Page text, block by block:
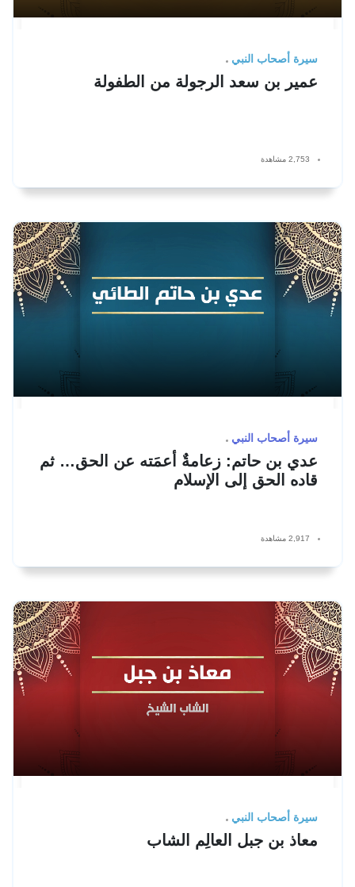
سيرة أصحاب النبي
عمير بن سعد الرجولة من الطفولة
2,753 مشاهدة
سيرة أصحاب النبي
عدي بن حاتم: زعامةٌ أعمَته عن الحق… ثم
قاده الحق إلى الإسلام
2,917 مشاهدة
سيرة أصحاب النبي
معاذ بن جبل العالِم الشاب